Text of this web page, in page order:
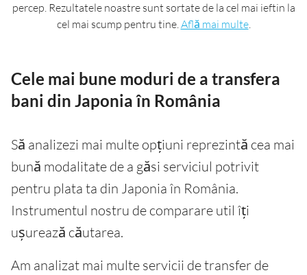
percep. Rezultatele noastre sunt sortate de la cel mai ieftin la
cel mai scump pentru tine.Află mai multe.
Cele mai bune moduri de a transfera
bani din Japonia în România
Să analizezi mai multe opțiuni reprezintă cea mai
bună modalitate de a găsi serviciul potrivit
pentru plata ta din Japonia în România.
Instrumentul nostru de comparare util îți
ușurează căutarea.
Am analizat mai multe servicii de transfer de